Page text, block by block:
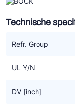
huidige generatie
De mogelijkheden
- Europese
- Machine groep II
omgeving door gas
Technische
Refr. Group
UL Y/N
DV [inch]